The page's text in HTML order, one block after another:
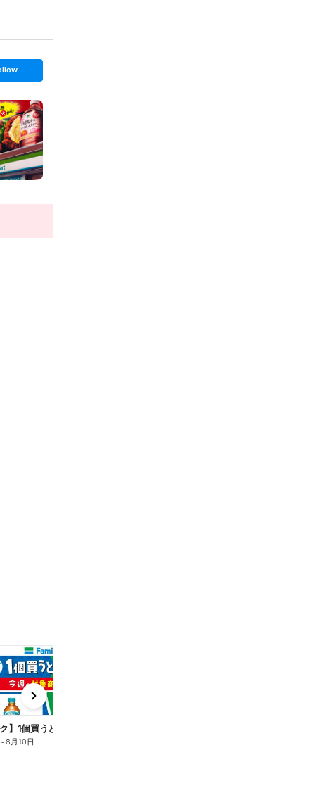
ク】1個買うと1個もらえる/麦茶
～8月10日
e
x
t